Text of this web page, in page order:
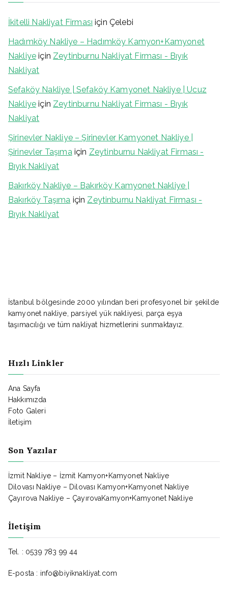
İkitelli Nakliyat Firması için Çelebi
Hadımköy Nakliye – Hadımköy Kamyon+Kamyonet
Nakliye için Zeytinburnu Nakliyat Firması - Bıyık
Nakliyat
Sefaköy Nakliye | Sefaköy Kamyonet Nakliye | Ucuz
Nakliye için Zeytinburnu Nakliyat Firması - Bıyık
Nakliyat
Şirinevler Nakliye – Şirinevler Kamyonet Nakliye |
Şirinevler Taşıma için Zeytinburnu Nakliyat Firması -
Bıyık Nakliyat
Bakırköy Nakliye – Bakırköy Kamyonet Nakliye |
Bakırköy Taşıma için Zeytinburnu Nakliyat Firması -
Bıyık Nakliyat
İstanbul bölgesinde 2000 yılından beri profesyonel bir şekilde
kamyonet nakliye, parsiyel yük nakliyesi, parça eşya
taşımacılığı ve tüm nakliyat hizmetlerini sunmaktayız.
Hızlı Linkler
Ana Sayfa
Hakkımızda
Foto Galeri
İletişim
Son Yazılar
İzmit Nakliye – İzmit Kamyon+Kamyonet Nakliye
Dilovası Nakliye – Dilovası Kamyon+Kamyonet Nakliye
Çayırova Nakliye – ÇayırovaKamyon+Kamyonet Nakliye
İletişim
Tel. : 0539 783 99 44
E-posta : info@biyiknakliyat.com